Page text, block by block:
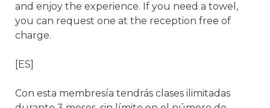
and enjoy the experience. If you need a towel,
you can request one at the reception free of
charge.
[ES]
Con esta membresía tendrás clases ilimitadas